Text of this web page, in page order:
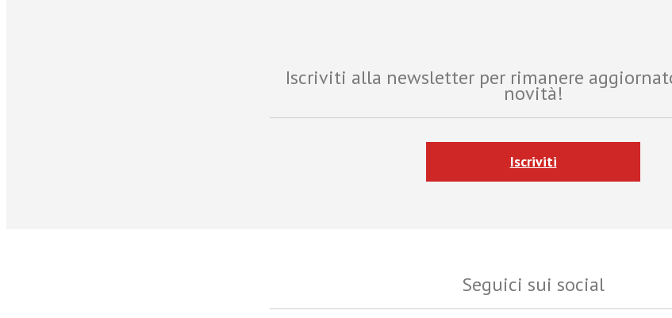
Iscriviti alla newsletter per rimanere
novità!
Iscriviti
Seguici sui social